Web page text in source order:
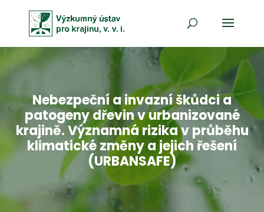
Nebezpeční a invazní škůdci a
patogeny dřevin v urbanizované
krajině. Významná rizika v průběhu
klimatické změny a jejich řešení
(URBANSAFE)